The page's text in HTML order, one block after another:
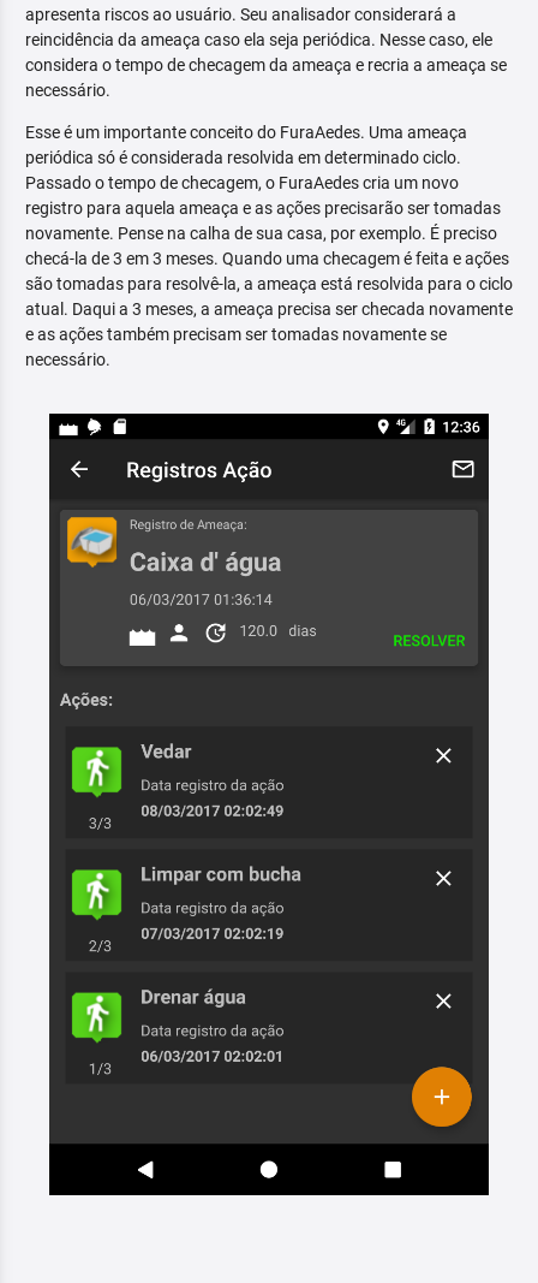
apresenta riscos ao usuário. Seu analisador considerará a
reincidência da ameaça caso ela seja periódica. Nesse caso, ele
considera o tempo de checagem da ameaça e recria a ameaça se
necessário.
Esse é um importante conceito do FuraAedes. Uma ameaça
periódica só é considerada resolvida em determinado ciclo.
Passado o tempo de checagem, o FuraAedes cria um novo
registro para aquela ameaça e as ações precisarão ser tomadas
novamente. Pense na calha de sua casa, por exemplo. É preciso
checá-la de 3 em 3 meses. Quando uma checagem é feita e ações
são tomadas para resolvê-la, a ameaça está resolvida para o ciclo
atual. Daqui a 3 meses, a ameaça precisa ser checada novamente
e as ações também precisam ser tomadas novamente se
necessário.